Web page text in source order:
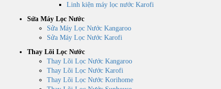
Linh kiện máy lọc nước Karofi
Sửa Máy Lọc Nước
Sửa Máy Lọc Nước Kangaroo
Sửa Máy Lọc Nước Karofi
Thay Lõi Lọc Nước
Thay Lõi Lọc Nước Kangaroo
Thay Lõi Lọc Nước Karofi
Thay Lõi Lọc Nước Korihome